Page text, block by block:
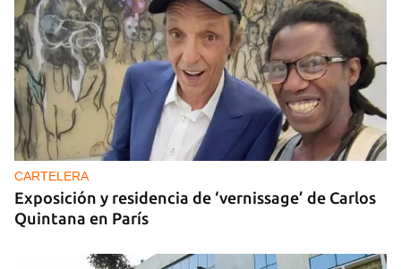
CARTELERA
Exposición y residencia de ‘vernissage’ de Carlos
Quintana en París